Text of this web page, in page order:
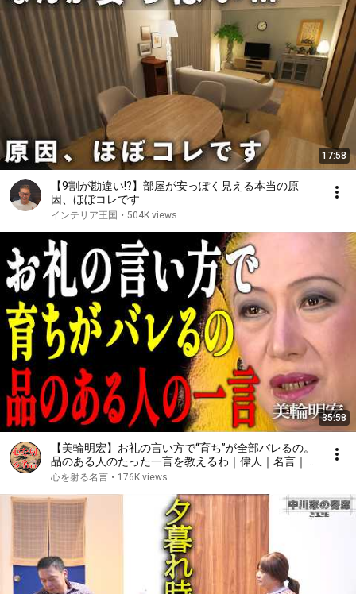
17:58
【9割が勘違い!?】部屋が安っぽく見える本当の原
因、ほぼコレです
インテリア王国 • 504K views
35:58
【美輪明宏】お礼の言い方で“育ち”が全部バレるの。
品のある人のたった一言を教えるわ｜偉人｜名言｜言
葉の力｜人生哲学｜
心を射る名言 • 176K views